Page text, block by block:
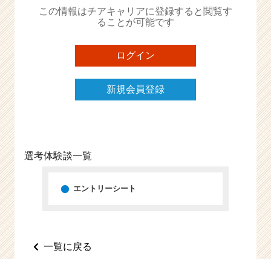
リ
ア
e
e
C
この情報はチアキャリアに登録すると閲覧す
ることが可能です
ログイン
新規会員登録
選考体験談一覧
エントリーシート
一覧に戻る